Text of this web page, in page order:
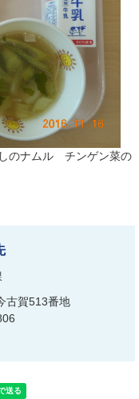
のナムル チンゲン菜の
古賀513番地